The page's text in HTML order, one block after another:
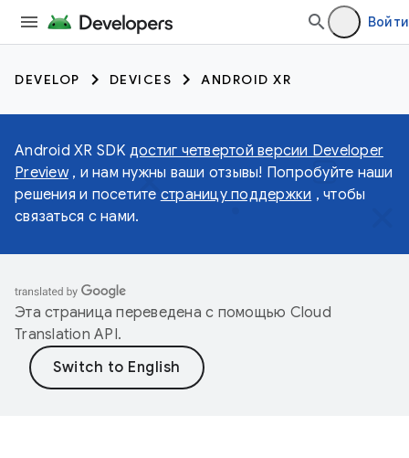
Войти
DEVELOP DEVICES ANDROID XR
Android XR SDK достиг четвертой версии Developer
Preview, и нам нужны ваши отзывы! Попробуйте наши
решения и посетите страницу поддержки , чтобы
связаться с нами.
Эта страница переведена с помощью Cloud
Translation API.